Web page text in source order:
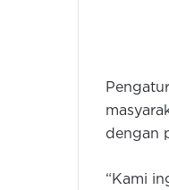
dengan
“Kami